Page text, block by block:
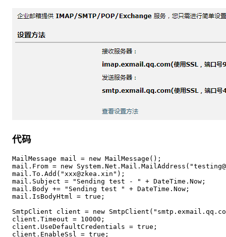
代码
MailMessage mail = new MailMessage();
mail.From = new
mail.To.Add("xxx@zkea.xin");
mail.Subject = "Sending test - " + DateTime.Now;
mail.Body += "Sending test " + DateTime.Now;
mail.IsBodyHtml = true;
SmtpClient client = new
client.Timeout = 10000;
client.UseDefaultCredentials = true;
client.EnableSsl = true;